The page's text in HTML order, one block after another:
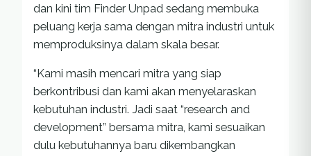
dan kini tim Finder Unpad sedang membuka
peluang kerja sama dengan mitra industri untuk
memproduksinya dalam skala besar.
“Kami masih mencari mitra yang siap
berkontribusi dan kami akan menyelaraskan
kebutuhan industri. Jadi saat “research and
development” bersama mitra, kami sesuaikan
dulu kebutuhannya baru dikembangkan